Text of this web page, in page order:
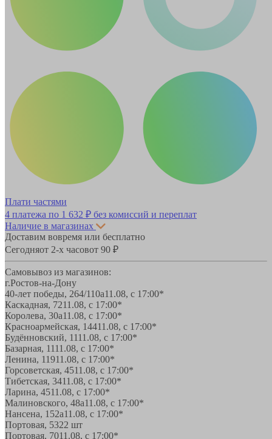
Плати частями
4 платежа по 1 632 ₽ без комиссий и переплат
Наличие в магазинах
Доставим вовремя или бесплатно
Сегодняот 2-х часовот 90 ₽
Самовывоз из магазинов:
г.Ростов-на-Дону
40-лет победы, 264/110а11.08, с 17:00*
Каскадная, 7211.08, с 17:00*
Королева, 30а11.08, с 17:00*
Красноармейская, 14411.08, с 17:00*
Будённовский, 1111.08, с 17:00*
Базарная, 1111.08, с 17:00*
Ленина, 11911.08, с 17:00*
Горсоветская, 4511.08, с 17:00*
Тибетская, 3411.08, с 17:00*
Ларина, 4511.08, с 17:00*
Малиновского, 48а11.08, с 17:00*
Нансена, 152а11.08, с 17:00*
Портовая, 5322 шт
Портовая, 7011.08, с 17:00*